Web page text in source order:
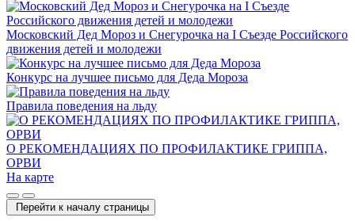
Московский Дед Мороз и Снегурочка на I Съезде Российского
движения детей и молодежи
Конкурс на лучшее письмо для Деда Мороза
Правила поведения на льду
О РЕКОМЕНДАЦИЯХ ПО ПРОФИЛАКТИКЕ ГРИППА,
ОРВИ
На карте
Перейти к началу страницы